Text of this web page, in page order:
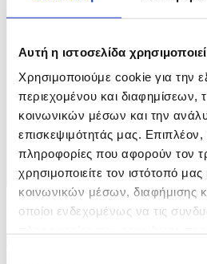
Αυτή η ιστοσελίδα
Χρησιμοποιούμε cookie για την
περιεχομένου και διαφημίσεων,
κοινωνικών μέσων και την
επισκεψιμότητάς μας. Επιπλέον,
πληροφορίες που αφορούν τον
χρησιμοποιείτε τον ιστότοπό
κοινωνικών μέσων, διαφήμισης
οποίοι ενδεχομένως να τις
Οικονομία
Βουλή
Εσωτερικά
Ευρώπη
Κόσμος
Αθλητικά
Virals
Επιστήμες
Σύνδεση
Σύνδεση